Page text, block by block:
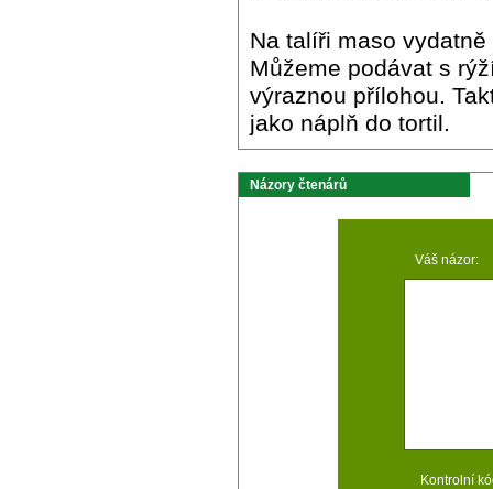
Na talíři maso
Můžeme podávat s
výraznou přílohou.
jako náplň do tortil.
Názory čtenárů
Váš názor:
Kontrolní